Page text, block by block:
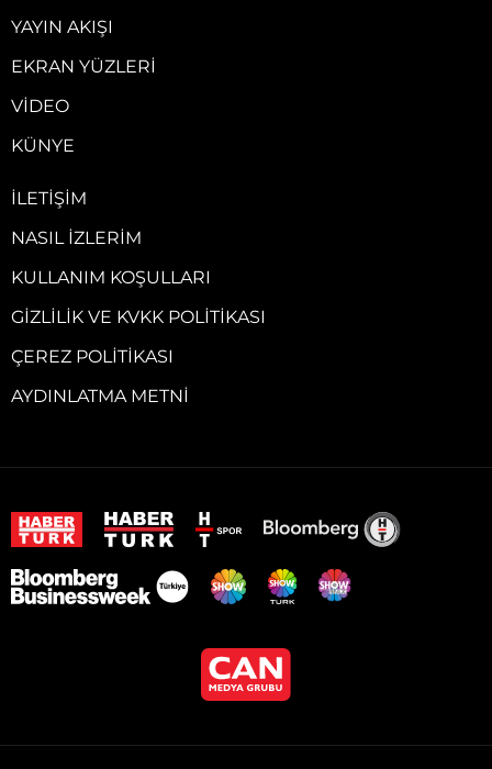
YAYIN AKIŞI
EKRAN YÜZLERI
VIDEO
KÜNYE
İLETIŞIM
NASIL İZLERIM
KULLANIM KOŞULLARI
GIZLILIK VE KVKK POLITIKASI
ÇEREZ POLITIKASI
AYDINLATMA METNI